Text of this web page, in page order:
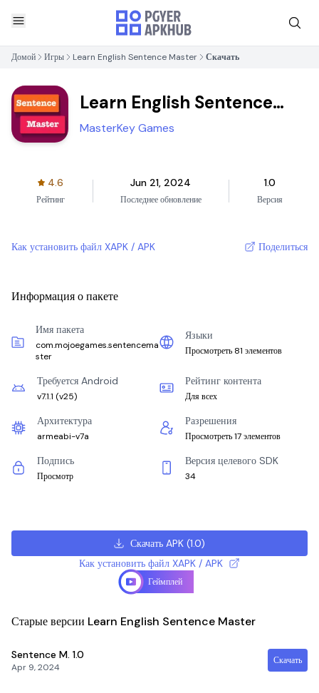
Домой Игры Learn English Sentence Master Скачать
Learn English Sentence
Master
MasterKey Games
4.6
Рейтинг
Jun 21, 2024
Последнее обновление
1.0
Версия
Как установить файл XAPK / APK Поделиться
Информация о пакете
Имя пакета
com.mojoegames.sentencema
ster
Языки
Просмотреть 81 элементов
Требуется Android
v7.1.1 (v25)
Рейтинг контента
Для всех
Архитектура
armeabi-v7a
Разрешения
Просмотреть 17 элементов
Подпись
Просмотр
Версия целевого SDK
34
Скачать APK (1.0)
Как установить файл XAPK / APK
Геймплей
Старые версии Learn English Sentence Master
Sentence M. 1.0
Apr 9, 2024
Скачать